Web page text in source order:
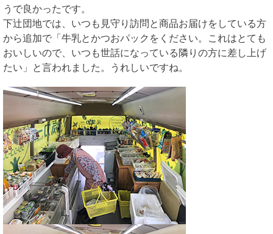
うで良かったです。
下辻団地では、いつも見守り訪問と商品お届けをしている方
から追加で「牛乳とかつおパックをください。これはとても
おいしいので、いつも世話になっている隣りの方に差し上げ
たい」と言われました。うれしいですね。